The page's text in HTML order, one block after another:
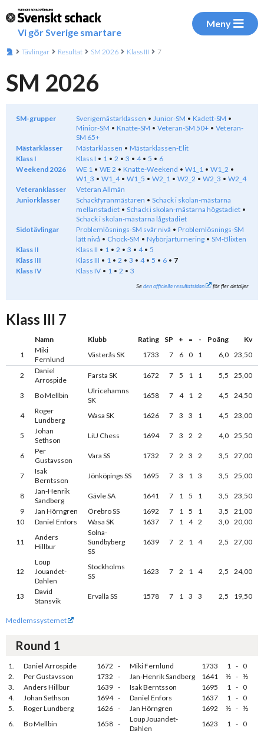
Vi gör Sverige smartare
Meny
Tävlingar Resultat SM 2026 Klass III 7
SM 2026
SM-grupper Sverigemästarklassen Junior-SM
Kadett-SM
Minior-SM
Knatte-SM Veteran-SM 50+
Veteran-
SM 65+
Mästarklasser
Mästarklassen
Mästarklassen-Elit
Klass I
Klass I 1 2 3 4 5
6
Weekend 2026
WE 1 WE 2 Knatte-Weekend W1_1
W1_2
W1_3
W1_4 W1_5 W2_1 W2_2 W2_3
W2_4
Veteranklasser
Veteran Allmän
Juniorklasser
Schackfyranmästaren
Schack i skolan-mästarna
mellanstadiet
Schack i skolan-mästarna högstadiet
Schack i skolan-mästarna lågstadiet
Sidotävlingar
Problemlösnings-SM svår nivå
Problemlösnings-SM
lätt nivå
Chock-SM Nybörjarturnering
SM-Blixten
Klass II
Klass II 1 2 3 4
5
Klass III
Klass III 1 2 3 4 5 6
7
Klass IV
Klass IV 1 2 3
Seden officiella resultatsidan för fler detaljer
Klass III 7
Namn Klubb Rating SP + = - Poäng
Kv
1
Miki
Fernlund
Västerås SK 1733 7 6 0 1 6,0 23,50
2
Daniel
Arrospide
Farsta SK 1672 7 5 1 1 5,5 25,00
3 Bo Mellbin
Ulricehamns
SK
1658 7 4 1 2 4,5 24,50
4
Roger
Lundberg
Wasa SK 1626 7 3 3 1 4,5 23,00
5
Johan
Sethson
LiU Chess 1694 7 3 2 2 4,0 25,50
6
Per
Gustavsson
Vara SS 1732 7 2 3 2 3,5 27,00
7
Isak
Berntsson
Jönköpings SS 1695 7 3 1 3 3,5 25,00
8
Jan-Henrik
Sandberg
Gävle SA 1641 7 1 5 1 3,5
23,50
9
Jan Hörngren Örebro SS 1692 7 1 5 1 3,5
21,00
10
Daniel Enfors Wasa SK 1637 7 1 4 2 3,0 20,00
11
Anders
Hillbur
Solna-
Sundbyberg
SS
1639 7 2 1 4 2,5 27,00
12
Loup
Jouandet-
Dahlen
Stockholms
SS
1623 7 2 1 4 2,5 24,00
13
David
Stansvik
Ervalla SS 1578 7 1 3 3 2,5 19,50
Medlemssystemet
Round 1
1. Daniel Arrospide 1672 - Miki Fernlund 1733 1 - 0
2.
Per Gustavsson 1732 - Jan-Henrik Sandberg 1641 ½ - ½
3.
Anders Hillbur 1639 - Isak Berntsson 1695 1 - 0
4.
Johan Sethson 1694 - Daniel Enfors 1637 1 - 0
5.
Roger Lundberg 1626 - Jan Hörngren 1692 ½ - ½
6.
Bo Mellbin 1658 -
Loup Jouandet-
Dahlen
1623 1 - 0